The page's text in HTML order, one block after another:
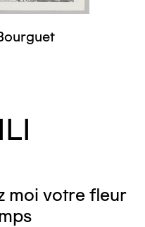
moi votre fleur